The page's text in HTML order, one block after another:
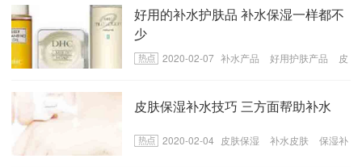
好用的补水护肤品 补水保湿一样都不
少
2020-02-07 补水产品 好用护肤产品
皮
皮肤保湿补水技巧 三方面帮助补水
2020-02-04 皮肤保湿 补水皮肤
保湿补